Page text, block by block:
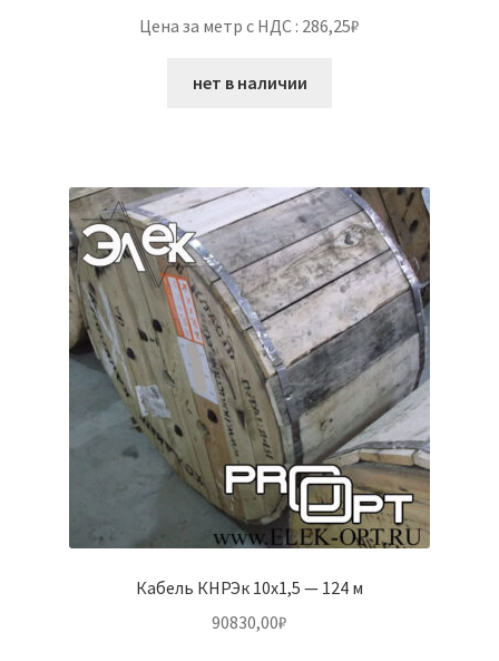
Цена за метр с НДС : 286,25₽
нет в наличии
Кабель КНРЭк 10х1,5 — 124 м
90830,00₽